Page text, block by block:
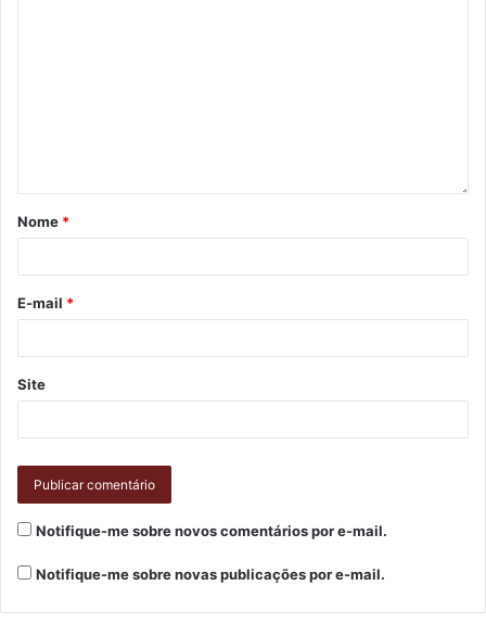
Nome *
E-mail *
Site
Notifique-me sobre novos comentários por e-mail.
Notifique-me sobre novas publicações por e-mail.